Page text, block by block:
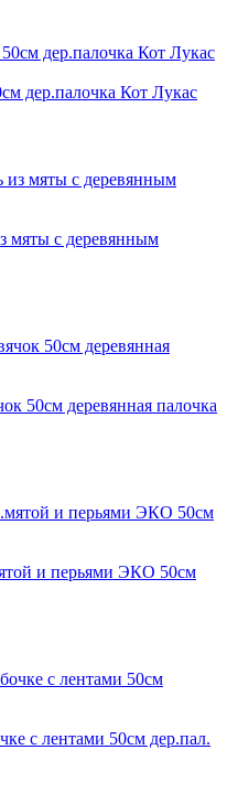
дер.палочка Кот Лукас
мяты с деревянным
50см деревянная палочка
и перьями ЭКО 50см
с лентами 50см дер.пал.